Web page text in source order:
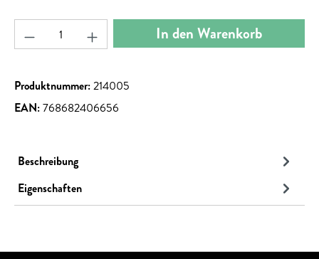
Produkt Anzahl: Gib den gewünschten Wert ein
In den Warenkorb
Produktnummer:214005
EAN:768682406656
Beschreibung
Eigenschaften